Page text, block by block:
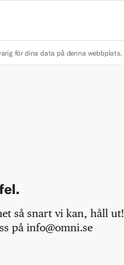
för dina data på denna webbplats.
så snart vi kan, håll ut!
på info@omni.se